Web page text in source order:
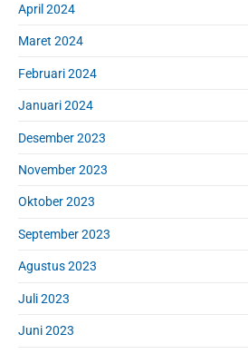
April 2024
Maret 2024
Februari 2024
Januari 2024
Desember 2023
November 2023
Oktober 2023
September 2023
Agustus 2023
Juli 2023
Juni 2023